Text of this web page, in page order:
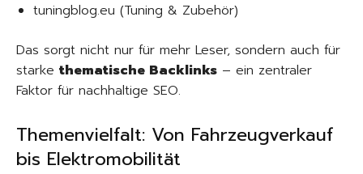
tuningblog.eu (Tuning & Zubehör)
Das sorgt nicht nur für mehr Leser, sondern auch für
starke thematische Backlinks – ein zentraler
Faktor für nachhaltige SEO.
Themenvielfalt: Von Fahrzeugverkauf
bis Elektromobilität